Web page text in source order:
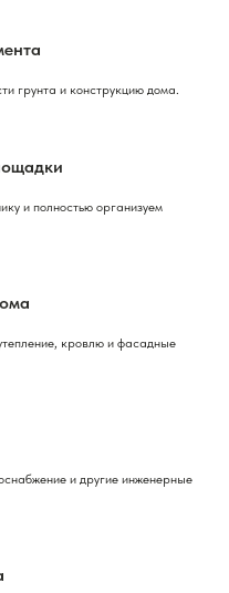
грунта и конструкцию дома.
и полностью организуем
кровлю и фасадные
и другие инженерные